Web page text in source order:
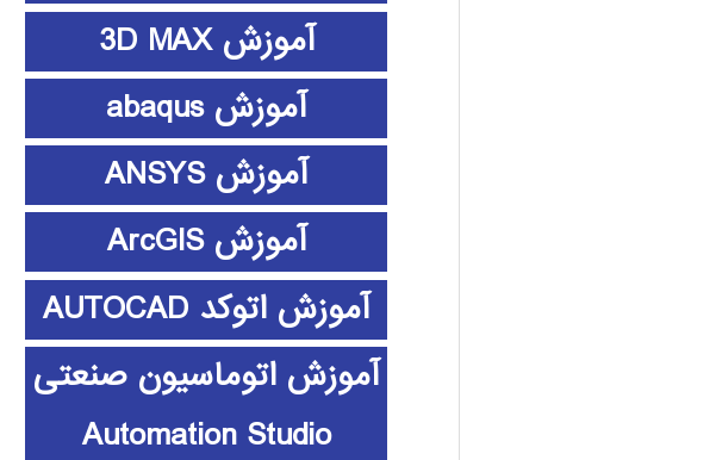
آموزش 3D MAX
آموزش abaqus
آموزش ANSYS
آموزش ArcGIS
آموزش اتوکد AUTOCAD
آموزش اتوماسیون صنعتی
Automation Studio